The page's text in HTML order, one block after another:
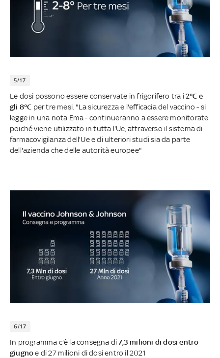
5/17
Le dosi possono essere conservate in frigorifero tra i2°C e
gli 8°C per tre mesi. "La sicurezza e l'efficacia del vaccino - si
legge in una nota Ema - continueranno a essere monitorate
poiché viene utilizzato in tutta l'Ue, attraverso il sistema di
farmacovigilanza dell'Ue e di ulteriori studi sia da parte
dell'azienda che delle autorità europee"
6/17
In programma c'è la consegna di7,3 milioni di dosi entro
giugnoe di 27 milioni di dosi entro il 2021